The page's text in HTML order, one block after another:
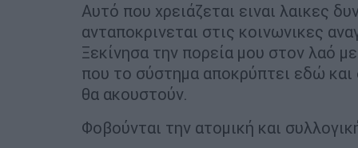
Αυτό που χρειάζεται ειναι λαικες
ανταποκρινεται στις κοινωνικες
Ξεκίνησα την πορεία μου στον λαό
που το σύστημα αποκρύπτει εδώ και
θα ακουστούν.
Φοβούνται την ατομική και